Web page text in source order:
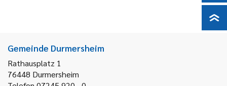
Gemeinde Durmersheim
Rathausplatz 1
76448 Durmersheim